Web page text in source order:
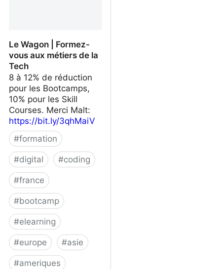
Le Wagon | Formez-
vous aux métiers de la
Tech
8 à 12% de réduction
pour les Bootcamps,
10% pour les Skill
Courses. Merci Malt:
https://bit.ly/3qhMaiV
#formation
#digital #coding
#france
#bootcamp
#elearning
#europe #asie
#ameriques